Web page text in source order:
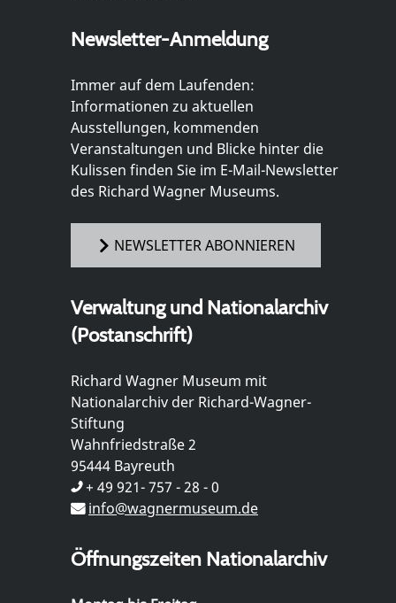
Newsletter-Anmeldung
Immer auf dem Laufenden:
Informationen zu aktuellen
Ausstellungen, kommenden
Veranstaltungen und Blicke hinter die
Kulissen finden Sie im E-Mail-Newsletter
des Richard Wagner Museums.
NEWSLETTER ABONNIEREN
Verwaltung und Nationalarchiv
(Postanschrift)
Richard Wagner Museum mit
Nationalarchiv der Richard-Wagner-
Stiftung
Wahnfriedstraße 2
95444 Bayreuth
+ 49 921- 757 - 28 - 0
info@wagnermuseum.de
Öffnungszeiten Nationalarchiv